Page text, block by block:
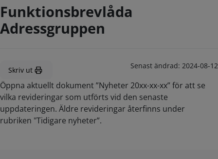
Funktionsbrevlåda
Adressgruppen
Skriv ut Senast ändrad: 2024-08-12
Öppna aktuellt dokument ”Nyheter 20xx-xx-xx” för att se
vilka revideringar som utförts vid den senaste
uppdateringen. Äldre revideringar återfinns under
rubriken "Tidigare nyheter”.